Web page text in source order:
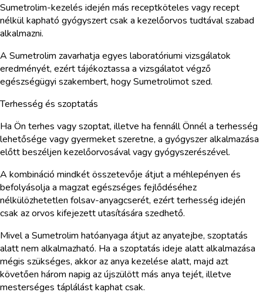
Sumetrolim-kezelés idején más receptköteles vagy recept
nélkül kapható gyógyszert csak a kezelőorvos tudtával szabad
alkalmazni.
A Sumetrolim zavarhatja egyes laboratóriumi vizsgálatok
eredményét, ezért tájékoztassa a vizsgálatot végző
egészségügyi szakembert, hogy Sumetrolimot szed.
Terhesség és szoptatás
Ha Ön terhes vagy szoptat, illetve ha fennáll Önnél a terhesség
lehetősége vagy gyermeket szeretne, a gyógyszer alkalmazása
előtt beszéljen kezelőorvosával vagy gyógyszerészével.
A kombináció mindkét összetevője átjut a méhlepényen és
befolyásolja a magzat egészséges fejlődéséhez
nélkülözhetetlen folsav-anyagcserét, ezért terhesség idején
csak az orvos kifejezett utasítására szedhető.
Mivel a Sumetrolim hatóanyaga átjut az anyatejbe, szoptatás
alatt nem alkalmazható. Ha a szoptatás ideje alatt alkalmazása
mégis szükséges, akkor az anya kezelése alatt, majd azt
követően három napig az újszülött más anya tejét, illetve
mesterséges táplálást kaphat csak.